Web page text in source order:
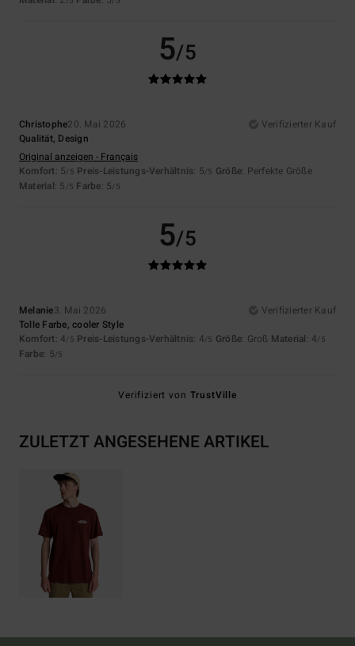
5/5
Christophe20. Mai 2026
Verifizierter Kauf
Qualität, Design
Original anzeigen - Français
Komfort: 5/5 Preis-Leistungs-Verhältnis: 5/5 Größe: Perfekte Größe
Material: 5 /5 Farbe: 5/5
5/5
Melanie3. Mai 2026
Verifizierter Kauf
Tolle Farbe, cooler Style
Komfort: 4/5 Preis-Leistungs-Verhältnis: 4/5 Größe: Groß Material: 4/5
Farbe: 5/5
Verifiziert von TrustVille
ZULETZT ANGESEHENE ARTIKEL